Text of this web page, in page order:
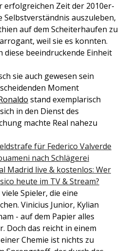
erfolgreichen Zeit der 2010er-
Selbstverständnis auszuleben,
auf dem Scheiterhaufen zu
weil sie es konnten.
diese beeindruckende Einheit
sie auch gewesen sein
Moment
stand exemplarisch
in den Dienst des
machte Real nahezu
für Federico Valverde
nach Schlägerei
Madrid live & kostenlos: Wer
heute im TV & Stream?
Spieler, die eine
Vinicius Junior, Kylian
- auf dem Papier alles
Doch das reicht in einem
Chemie ist nichts zu